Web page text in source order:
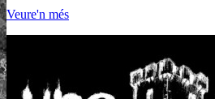
Veure'n més